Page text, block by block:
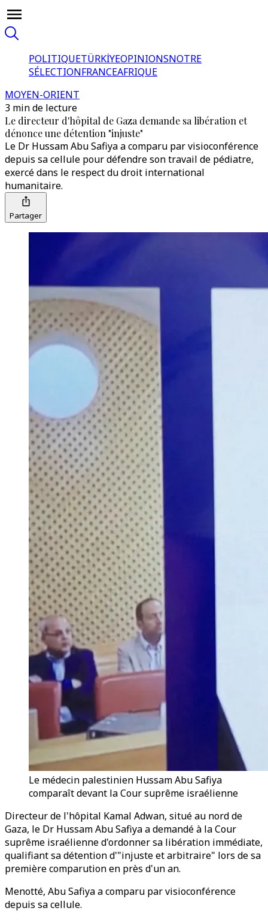
POLITIQUETÜRKİYEOPINIONSNOTRE
SÉLECTIONFRANCEAFRIQUE
MOYEN-ORIENT
3 min de lecture
Le directeur d'hôpital de Gaza demande sa libération et
dénonce une détention "injuste"
Le Dr Hussam Abu Safiya a comparu par visioconférence
depuis sa cellule pour défendre son travail de pédiatre,
exercé dans le respect du droit international
humanitaire.
Partager
Le médecin palestinien Hussam Abu Safiya
comparaît devant la Cour suprême israélienne
Directeur de l'hôpital Kamal Adwan, situé au nord de
Gaza, le Dr Hussam Abu Safiya a demandé à la Cour
suprême israélienne d'ordonner sa libération immédiate,
qualifiant sa détention d'"injuste et arbitraire" lors de sa
première comparution en près d'un an.
Menotté, Abu Safiya a comparu par visioconférence
depuis sa cellule.